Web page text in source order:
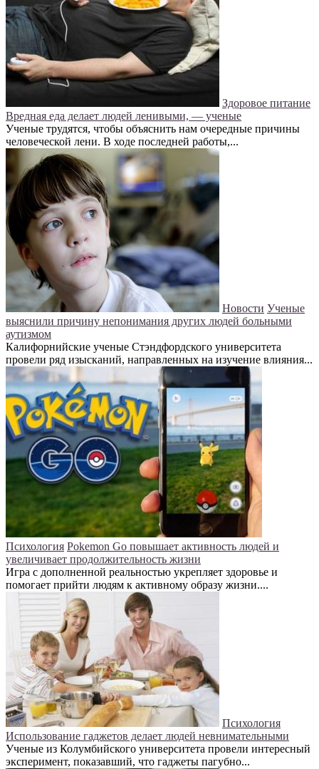
Здоровое питание
Вредная еда делает людей ленивыми, — ученые
Ученые трудятся, чтобы объяснить нам очередные причины
человеческой лени. В ходе последней работы,...
Новости Ученые
выяснили причину непонимания других людей больными
аутизмом
Калифорнийские ученые Стэндфордского университета
провели ряд изысканий, направленных на изучение влияния...
Психология Pokemon Go повышает активность людей и
увеличивает продолжительность жизни
Игра с дополненной реальностью укрепляет здоровье и
помогает прийти людям к активному образу жизни....
Психология
Использование гаджетов делает людей невнимательными
Ученые из Колумбийского университета провели интересный
эксперимент, показавший, что гаджеты пагубно...